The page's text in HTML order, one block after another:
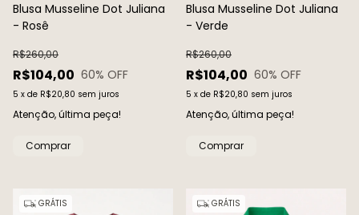
Blusa Musseline Dot Juliana
- Rosê
R$104,00
R$260,00
60% OFF
5 x de R$20,80 sem juros
Atenção, última peça!
Comprar
Blusa Musseline Dot Juliana
- Verde
R$104,00
R$260,00
60% OFF
5 x de R$20,80 sem juros
Atenção, última peça!
Comprar
GRÁTIS GRÁTIS